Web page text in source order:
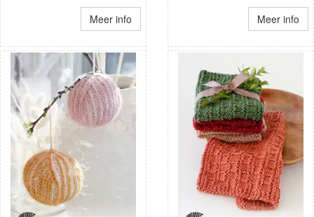
Meer info Meer info